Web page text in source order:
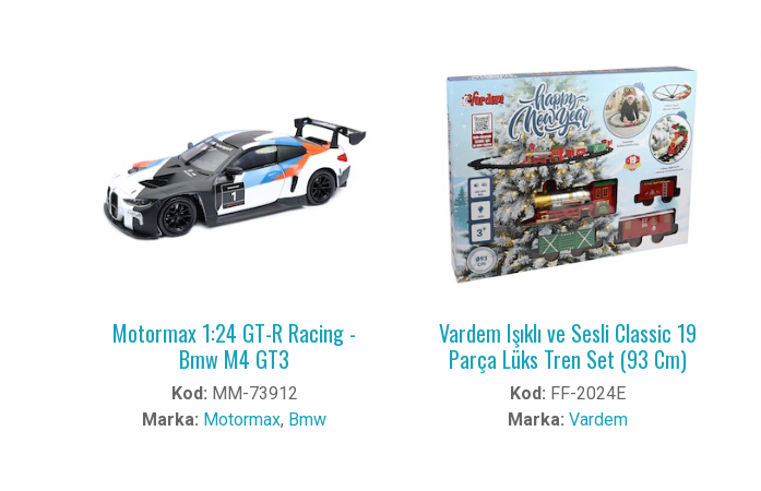
Motormax 1:24 GT-R Racing -
Bmw M4 GT3
Kod: MM-73912
Marka: Motormax, Bmw
Vardem Işıklı ve Sesli Classic 19
Parça Lüks Tren Set (93 Cm)
Kod: FF-2024E
Marka: Vardem